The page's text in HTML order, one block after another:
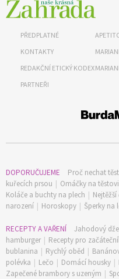
PŘEDPLATNÉ
KONTAKTY
REDAKČNÍ ETICKÝ KODEX
PARTNEŘI
DOPORUČUJEME Proč nechat
kuřecích prsou | Omáčky na
Koláče a buchty na plech |
narození | Horoskopy | Šperky na
RECEPTY A VAŘENÍ Jahodový
hamburger | Recepty pro
bublanina | Rychlý oběd |
polévka | Lečo | Domácí housky |
Zapečené brambory s uzeným |